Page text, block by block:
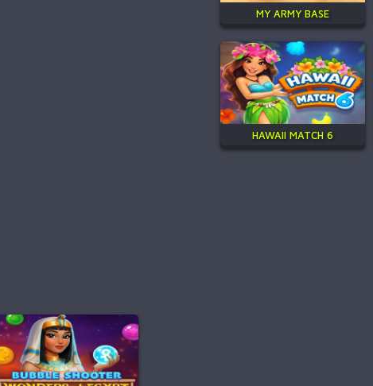
MY ARMY BASE
HAWAII MATCH 6